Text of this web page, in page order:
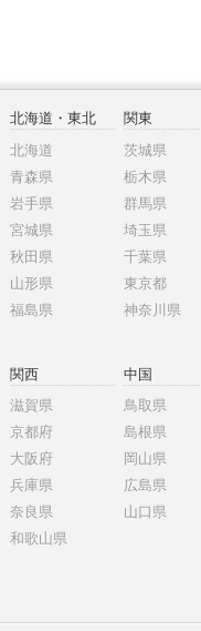
北海道・東北
北海道
青森県
岩手県
宮城県
秋田県
山形県
福島県
関東
茨城県
栃木県
群馬県
埼玉県
千葉県
東京都
神奈川県
関西
滋賀県
京都府
大阪府
兵庫県
奈良県
和歌山県
中国
鳥取県
島根県
岡山県
広島県
山口県